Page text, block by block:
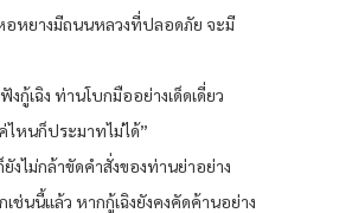
หอหยางมีถนนหลวงที่ปลอดภัย จะมี
กู้เฉิง ท่านโบกมืออย่างเด็ดเดี่ยว
ไหนก็ประมาทไม่ได้”
งไม่กล้าขัดคำสั่งของท่านย่าอย่าง
เช่นนี้แล้ว หากกู้เฉิงยังคงคัดค้านอย่าง